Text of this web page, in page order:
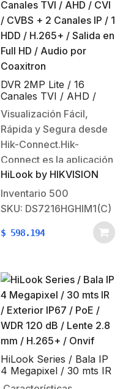
fotografias.Ademas si lo
combina con las otras
soluciónes de Hikvision
como lo son…
DVR 2MP Lite / 16
Canales TVI / AHD /
CVI / CVBS + 2 Canales
IP / 1 HDD / H.265+ /
Salida en Full HD /
Audio por Coaxitron
Visualización Fácil,
Rápida y Segura desde
Hik-Connect.Hik-
Connect es la aplicación
para dispositivos
moviles tabletas y
smartphones en los
visualizar sus cámaras
panico, tomar
fotografias.Ademas si lo
combina con las otras
soluciónes de Hikvision
como lo son…
HiLook by HIKVISION
Inventario 500
SKU: DS7216HGHIM1(C)
$ 598.194
HiLook Series / Bala IP
4 Megapixel / 30 mts IR
/ Exterior IP67 / PoE /